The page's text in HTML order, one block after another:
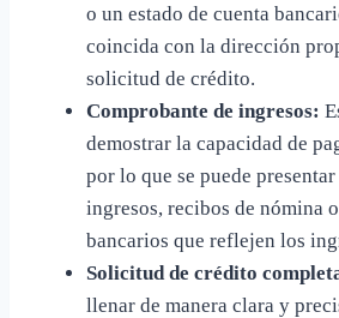
o un estado de cuenta
coincida con la dirección
solicitud de crédito.
Comprobante de ingresos:
demostrar la capacidad de
por lo que se puede
ingresos, recibos de nómina
bancarios que reflejen los
Solicitud de crédito
llenar de manera clara y